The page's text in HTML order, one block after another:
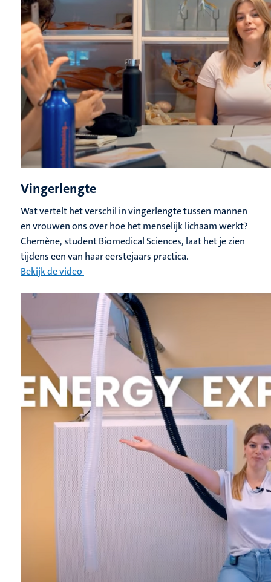
Vingerlengte
Wat vertelt het verschil in vingerlengte tussen mannen
en vrouwen ons over hoe het menselijk lichaam werkt?
Chemène, student Biomedical Sciences, laat het je zien
tijdens een van haar eerstejaars practica.
Bekijk de video